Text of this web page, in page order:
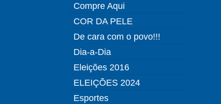
Compre Aqui
COR DA PELE
De cara com o povo!!!
Dia-a-Dia
Eleições 2016
ELEIÇÕES 2024
Esportes